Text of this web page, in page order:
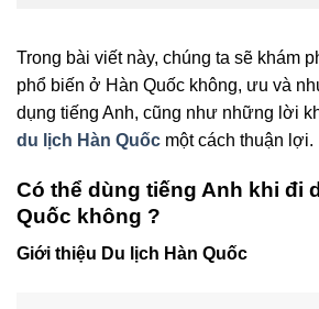
Trong bài viết này, chúng ta sẽ khám
phổ biến ở Hàn Quốc không, ưu và
dụng tiếng Anh, cũng như những lời
du lịch Hàn Quốc một cách thuận lợi.
Có thể dùng tiếng Anh khi đi
Quốc không ?
Giới thiệu Du lịch Hàn Quốc